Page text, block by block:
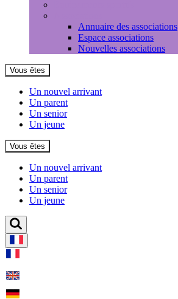
Annuaire des associations
Espace associations
Nouvelles associations
Vous êtes
Un nouvel arrivant
Un parent
Un senior
Un jeune
Vous êtes
Un nouvel arrivant
Un parent
Un senior
Un jeune